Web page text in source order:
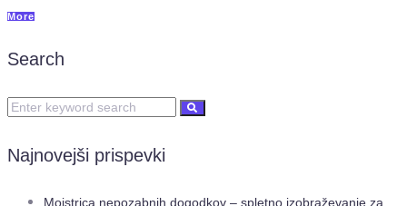
More
Search
Najnovejši prispevki
Mojstrica nepozabnih dogodkov – spletno izobraževanje za